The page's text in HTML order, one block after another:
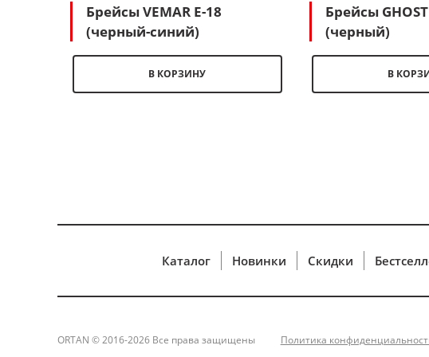
Брейсы VEMAR E-18
(черный-синий)
В КОРЗИНУ
Брейсы
(черный)
В
Каталог Новинки Скидки
ORTAN © 2016-2026 Все права защищены Политика